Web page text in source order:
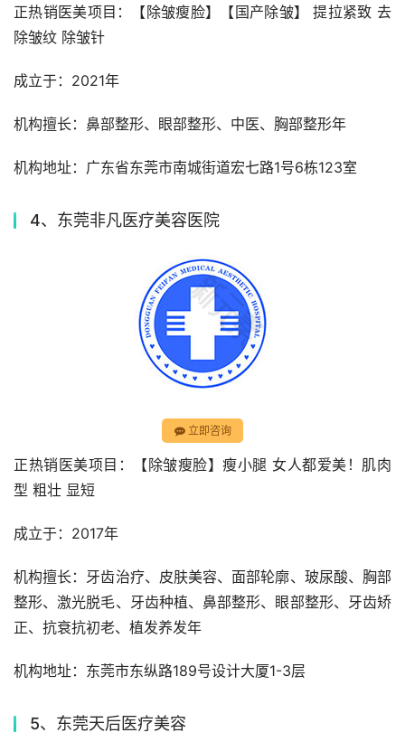
正热销医美项目：【除皱瘦脸】【国产除皱】 提拉紧致 去
除皱纹 除皱针
成立于：2021年
机构擅长：鼻部整形、眼部整形、中医、胸部整形年
机构地址：广东省东莞市南城街道宏七路1号6栋123室
4、东莞非凡医疗美容医院
立即咨询
正热销医美项目：【除皱瘦脸】瘦小腿 女人都爱美！肌肉
型 粗壮 显短
成立于：2017年
机构擅长：牙齿治疗、皮肤美容、面部轮廓、玻尿酸、胸部
整形、激光脱毛、牙齿种植、鼻部整形、眼部整形、牙齿矫
正、抗衰抗初老、植发养发年
机构地址：东莞市东纵路189号设计大厦1-3层
5、东莞天后医疗美容